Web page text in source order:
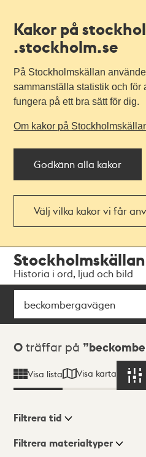
Kakor på
.stockholm.se
På Stockholmskällan
sammanställa statistik och för
fungera på ett bra sätt för dig.
Om kakor på
Godkänn alla kakor
Välj vilka kakor vi får
navigationen
huvudinnehållet
Stockholmskällan
Historia i ord, ljud och bild
Sök
Sökresultat
0 träffar på
Visa lista Visa karta
Visningsläge
Filtrera tid
Filtrera materialtyper